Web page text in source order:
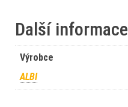
Další informace
Výrobce
ALBI